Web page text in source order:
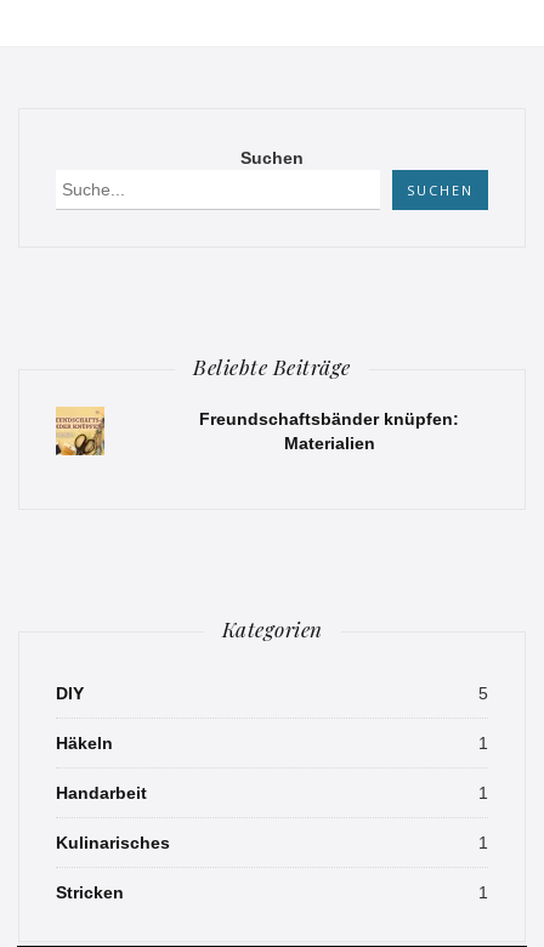
Suchen
SUCHEN
Beliebte Beiträge
Freundschaftsbänder knüpfen:
Materialien
Kategorien
DIY 5
Häkeln 1
Handarbeit 1
Kulinarisches 1
Stricken 1